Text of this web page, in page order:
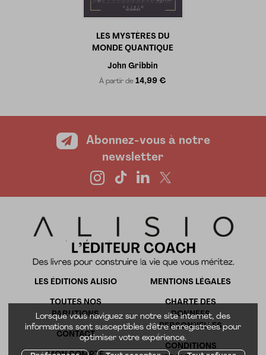
Lorsque vous naviguez sur notre site internet, des
informations sont susceptibles d'être enregistrées pour
optimiser votre expérience.
LES MYSTÈRES DU
MONDE QUANTIQUE
John Gribbin
À partir de14,99 €
Abonnez-vous à notre
newsletter
LES ÉDITIONS ALISIO
TOUTES NOS
PARUTIONS
CONTACT
MENTIONS LÉGALES
CHARTE DES
DONNÉES
PERSONNELLES
CONDITIONS